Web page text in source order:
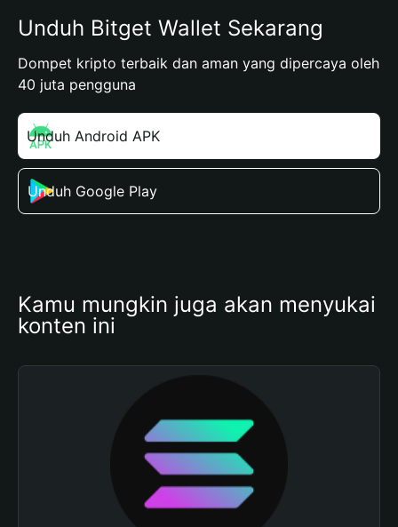
Unduh Bitget Wallet Sekarang
Dompet kripto terbaik dan aman yang dipercaya oleh
40 juta pengguna
Unduh Android APK
Unduh Google Play
Kamu mungkin juga akan menyukai
konten ini